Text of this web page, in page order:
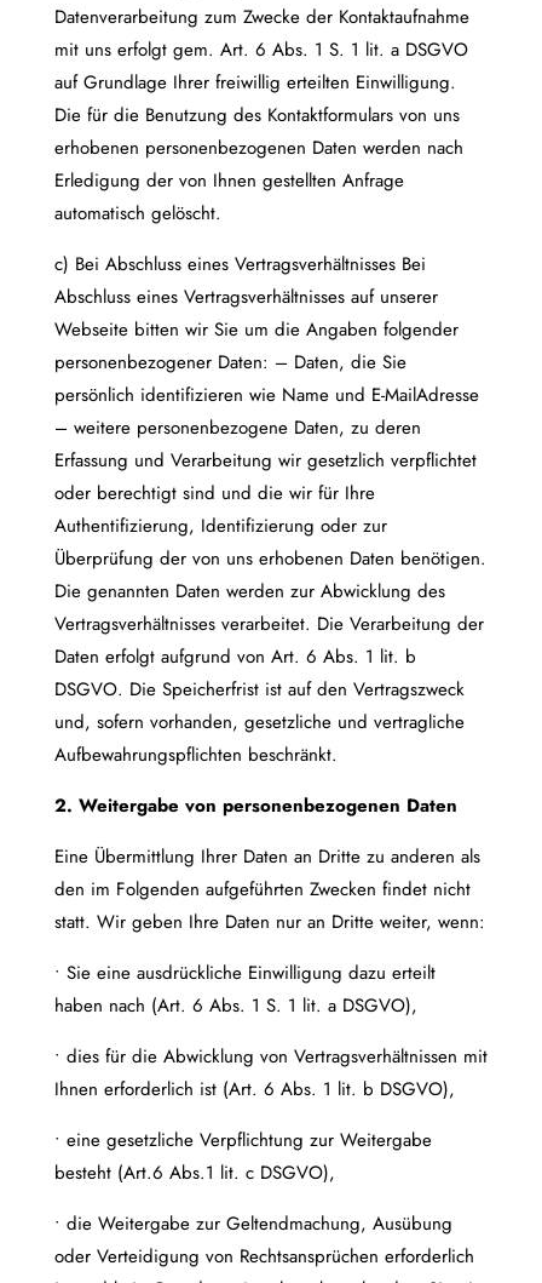
Datenverarbeitung zum Zwecke der Kontaktaufnahme
mit uns erfolgt gem. Art. 6 Abs. 1 S. 1 lit. a DSGVO
auf Grundlage Ihrer freiwillig erteilten Einwilligung.
Die für die Benutzung des Kontaktformulars von uns
erhobenen personenbezogenen Daten werden nach
Erledigung der von Ihnen gestellten Anfrage
automatisch gelöscht.
c) Bei Abschluss eines Vertragsverhältnisses Bei
Abschluss eines Vertragsverhältnisses auf unserer
Webseite bitten wir Sie um die Angaben folgender
personenbezogener Daten: – Daten, die Sie
persönlich identifizieren wie Name und E-MailAdresse
– weitere personenbezogene Daten, zu deren
Erfassung und Verarbeitung wir gesetzlich verpflichtet
oder berechtigt sind und die wir für Ihre
Authentifizierung, Identifizierung oder zur
Überprüfung der von uns erhobenen Daten benötigen.
Die genannten Daten werden zur Abwicklung des
Vertragsverhältnisses verarbeitet. Die Verarbeitung der
Daten erfolgt aufgrund von Art. 6 Abs. 1 lit. b
DSGVO. Die Speicherfrist ist auf den Vertragszweck
und, sofern vorhanden, gesetzliche und vertragliche
Aufbewahrungspflichten beschränkt.
2. Weitergabe von personenbezogenen Daten
Eine Übermittlung Ihrer Daten an Dritte zu anderen als
den im Folgenden aufgeführten Zwecken findet nicht
statt. Wir geben Ihre Daten nur an Dritte weiter, wenn:
• Sie eine ausdrückliche Einwilligung dazu erteilt
haben nach (Art. 6 Abs. 1 S. 1 lit. a DSGVO),
• dies für die Abwicklung von Vertragsverhältnissen mit
Ihnen erforderlich ist (Art. 6 Abs. 1 lit. b DSGVO),
• eine gesetzliche Verpflichtung zur Weitergabe
besteht (Art.6 Abs.1 lit. c DSGVO),
• die Weitergabe zur Geltendmachung, Ausübung
oder Verteidigung von Rechtsansprüchen erforderlich